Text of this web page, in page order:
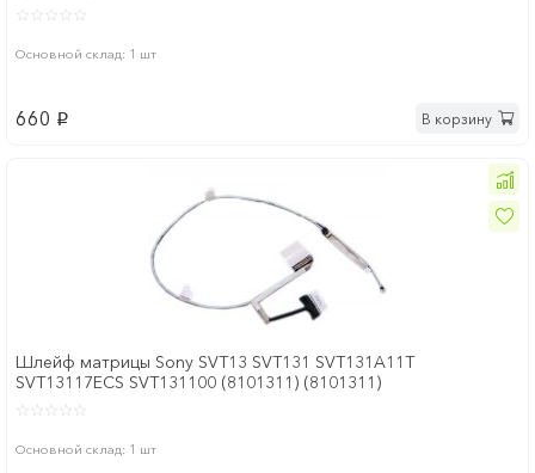
Основной склад: 1 шт
660 p В корзину
Шлейф матрицы Sony SVT13 SVT131 SVT131A11T
SVT13117ECS SVT131100 (8101311) (8101311)
Основной склад: 1 шт